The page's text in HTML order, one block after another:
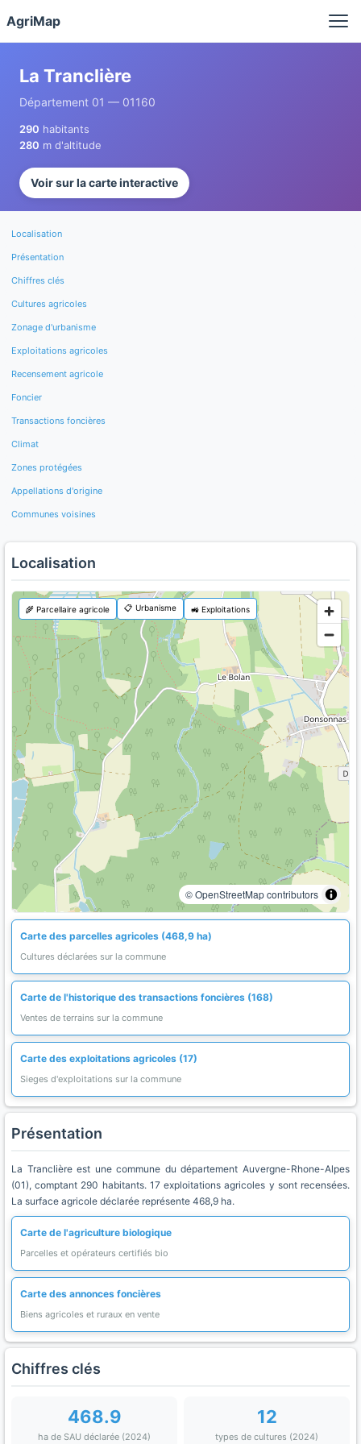
AgriMap
La Tranclière
Département 01 — 01160
290 habitants
280 m d'altitude
Voir sur la carte interactive
Localisation
Présentation
Chiffres clés
Cultures agricoles
Zonage d'urbanisme
Exploitations agricoles
Recensement agricole
Foncier
Transactions foncières
Climat
Zones protégées
Appellations d'origine
Communes voisines
Localisation
© OpenStreetMap contributors
🌾 Parcellaire agricole 📋 Urbanisme 🚜 Exploitations
Carte des parcelles agricoles (468,9 ha)
Cultures déclarées sur la commune
Carte de l'historique des transactions foncières (168)
Ventes de terrains sur la commune
Carte des exploitations agricoles (17)
Sieges d'exploitations sur la commune
Présentation
La Tranclière est une commune du département Auvergne-Rhone-Alpes
(01), comptant 290 habitants. 17 exploitations agricoles y sont recensées.
La surface agricole déclarée représente 468,9 ha.
Carte de l'agriculture biologique
Parcelles et opérateurs certifiés bio
Carte des annonces foncières
Biens agricoles et ruraux en vente
Chiffres clés
468.9
ha de SAU déclarée (2024)
12
types de cultures (2024)